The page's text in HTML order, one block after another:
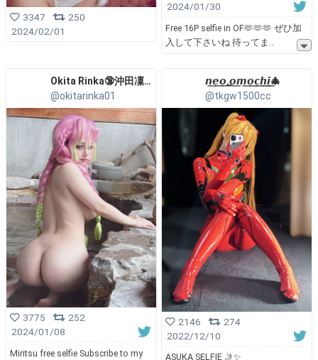
3347
250
2024/02/01
2024/01/30
Free 16P selfie in OF🫶🫶🫶 ぜひ加
入して下さいね 待ってま
Okita Rinka🔞沖田凜花
@okitarinka01
3775
252
2024/01/08
Miritsu free selfie Subscribe to my
𝙣͟𝙚͟𝙤͟.͟𝙤͟𝙢͟𝙤͟𝙘͟𝙝͟𝙞͟🎄
@tkgw1500cc
2146
274
2022/12/10
ASUKA SELFIE 🤳✨